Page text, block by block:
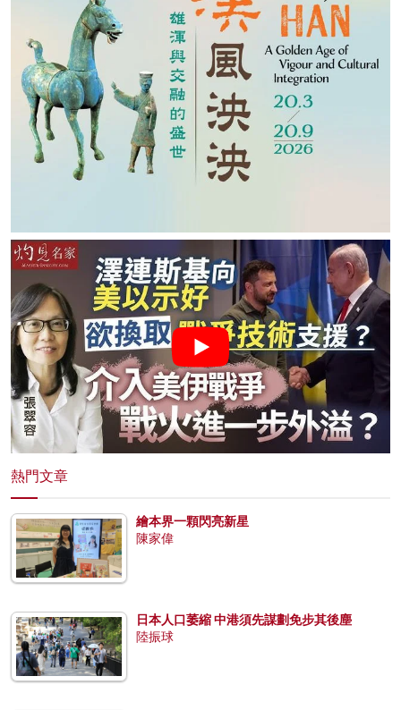
熱門文章
繪本界一顆閃亮新星
陳家偉
日本人口萎縮 中港須先謀劃免步其後塵
陸振球